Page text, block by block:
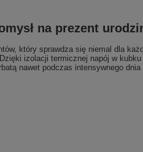
na prezent
który sprawdza się niemal dla
izolacji termicznej napój w
nawet podczas intensywnego dnia